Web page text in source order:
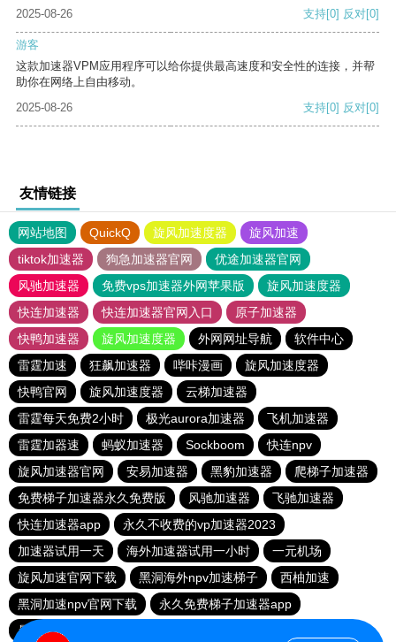
2025-08-26 支持[0] 反对[0]
游客
这款加速器VPM应用程序可以给你提供最高速度和安全性的连接，并帮
助你在网络上自由移动。
2025-08-26
支持[0] 反对[0]
友情链接
网站地图 QuickQ 旋风加速度器
旋风加速
tiktok加速器
狗急加速器官网
优途加速器官网
风驰加速器
免费vps加速器外网苹果版
旋风加速度器
快连加速器
快连加速器官网入口
原子加速器
快鸭加速器
旋风加速度器 外网网址导航
软件中心
雷霆加速
狂飙加速器 哔咔漫画
旋风加速度器
快鸭官网
旋风加速度器
云梯加速器
雷霆每天免费2小时
极光aurora加速器
飞机加速器
雷霆加器速
蚂蚁加速器 Sockboom
快连npv
旋风加速器官网
安易加速器 黑豹加速器
爬梯子加速器
免费梯子加速器永久免费版
风驰加速器
飞驰加速器
快连加速器app
永久不收费的vp加速器2023
加速器试用一天
海外加速器试用一小时
一元机场
旋风加速官网下载
黑洞海外npv加速梯子
西柚加速
黑洞加速npv官网下载
永久免费梯子加速器app
暴雪加速器